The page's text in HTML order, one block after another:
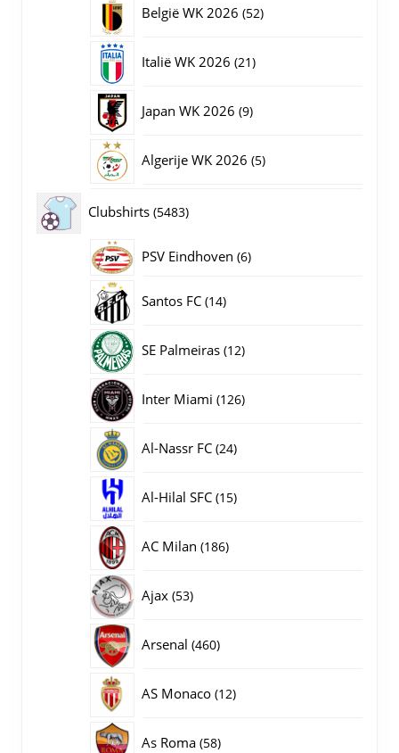
België WK 2026 5252
Italië WK 2026 2121
Japan WK 2026 99
Algerije WK 2026 55
Clubshirts 54835483
producten
PSV Eindhoven 66
Santos FC 1414
SE Palmeiras 1212
Inter Miami 126126
Al-Nassr FC 2424
Al-Hilal SFC 1515
AC Milan 186186
Ajax 5353
Arsenal 460460
AS Monaco 1212
As Roma 5858